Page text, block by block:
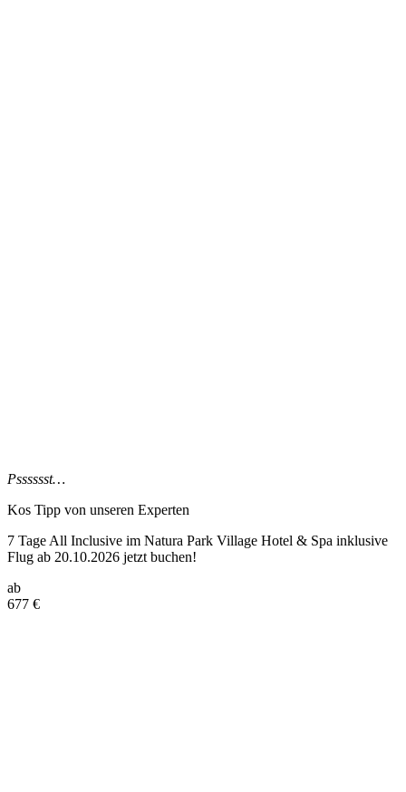
Psssssst…
Kos Tipp von unseren Experten
7 Tage All Inclusive im Natura Park Village Hotel & Spa inklusive
Flug ab 20.10.2026 jetzt buchen!
ab
677 €